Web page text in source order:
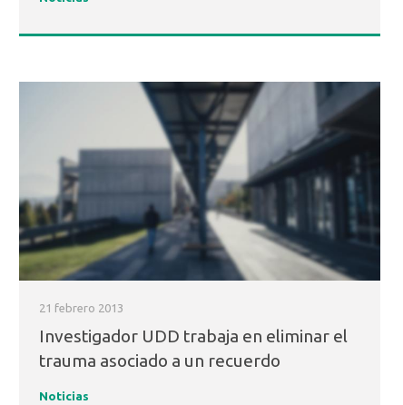
21 febrero 2013
Investigador UDD trabaja en eliminar el
trauma asociado a un recuerdo
Noticias